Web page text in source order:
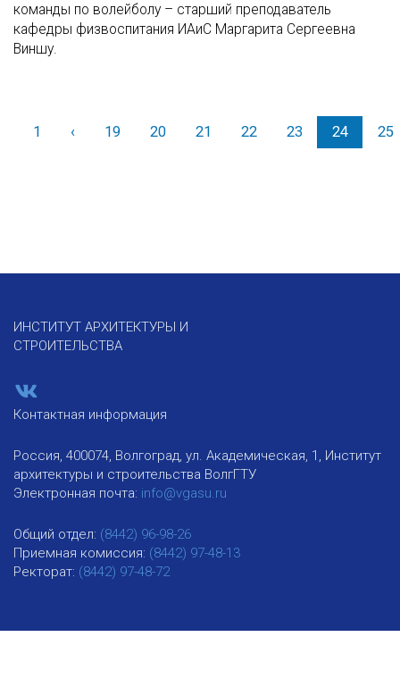
команды по волейболу – старший преподаватель
кафедры физвоспитания ИАиС Маргарита Сергеевна
Виншу.
1 ‹Назад
19 20 21 22 23 24 25
ИНСТИТУТ АРХИТЕКТУРЫ И
СТРОИТЕЛЬСТВА
Контактная информация
Россия, 400074, Волгоград, ул. Академическая, 1, Институт
архитектуры и строительства ВолгГТУ
Электронная почта: info@vgasu.ru
Общий отдел: (8442) 96-98-26
Приемная комиссия: (8442) 97-48-13
Ректорат: (8442) 97-48-72